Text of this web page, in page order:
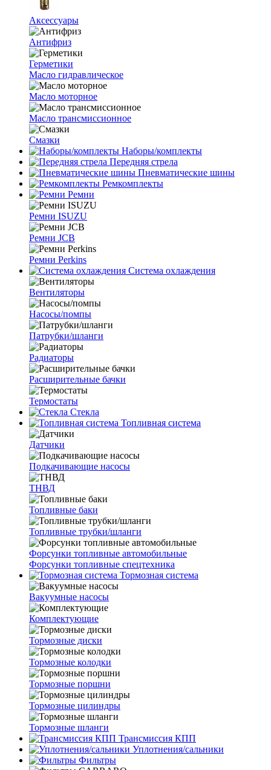
Аксессуары
Антифриз
Герметики
Масло гидравлическое
Масло моторное
Масло трансмиссионное
Смазки
Наборы/комплекты
Передняя стрела
Пневматические шины
Ремкомплекты
Ремни
Ремни ISUZU
Ремни JCB
Ремни Perkins
Система охлаждения
Вентиляторы
Насосы/помпы
Патрубки/шланги
Радиаторы
Расширительные бачки
Термостаты
Стекла
Топливная система
Датчики
Подкачивающие насосы
ТНВД
Топливные баки
Топливные трубки/шланги
Форсунки топливные автомобильные
Форсунки топливные спецтехника
Тормозная система
Вакуумные насосы
Комплектующие
Тормозные диски
Тормозные колодки
Тормозные поршни
Тормозные цилиндры
Тормозные шланги
Трансмиссия КПП
Уплотнения/сальники
Фильтры